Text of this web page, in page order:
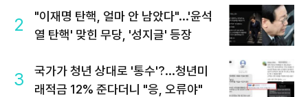
2
"이재명 탄핵, 얼마 안 남았다"...'윤석
열 탄핵' 맞힌 무당, '성지글' 등장
3
국가가 청년 상대로 '통수'?...청년미
래적금 12% 준다더니 "응, 오류야"